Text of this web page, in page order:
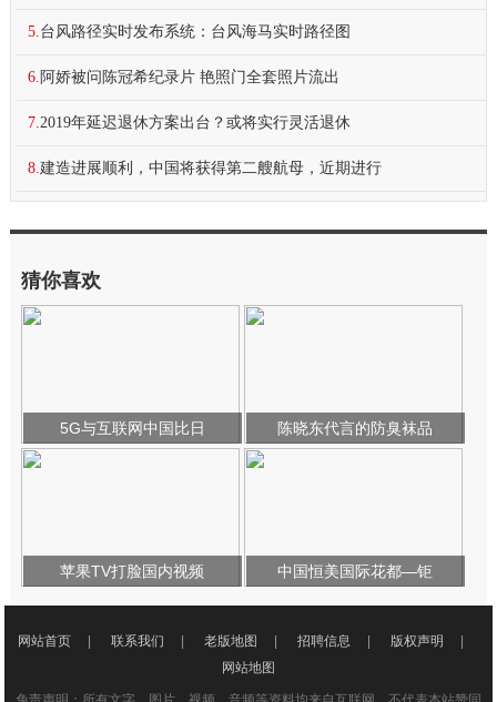
5.台风路径实时发布系统：台风海马实时路径图
6. 阿娇被问陈冠希纪录片 艳照门全套照片流出
7.2019年延迟退休方案出台？或将实行灵活退休
8.建造进展顺利，中国将获得第二艘航母，近期进行
猜你喜欢
5G与互联网中国比日 陈晓东代言的防臭袜品
苹果TV打脸国内视频 中国恒美国际花都—钜
网站首页 联系我们 老版地图 招聘信息 版权声明
网站地图